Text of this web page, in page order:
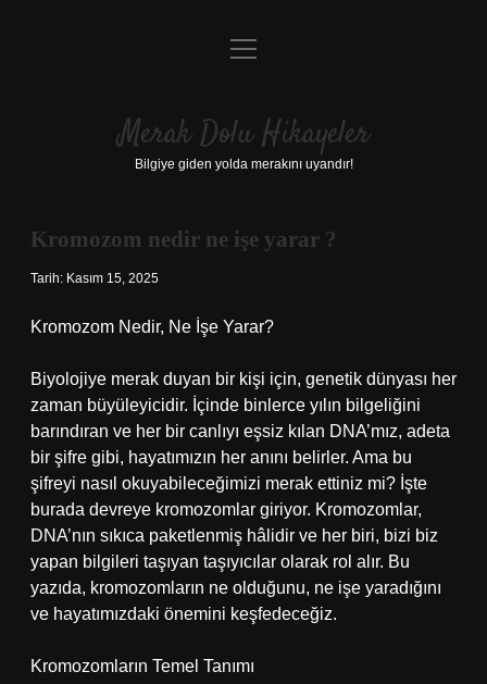
Anasayfa
Yasal Uyarı
menüyü
Merak Dolu Hikayeler
Bilgiye giden yolda merakını uyandır!
Kromozom nedir ne işe yarar ?
Tarih: Kasım 15, 2025
Kromozom Nedir, Ne İşe Yarar?
Biyolojiye merak duyan bir kişi için, genetik dünyası her
zaman büyüleyicidir. İçinde binlerce yılın bilgeliğini
barındıran ve her bir canlıyı eşsiz kılan DNA’mız, adeta
bir şifre gibi, hayatımızın her anını belirler. Ama bu
şifreyi nasıl okuyabileceğimizi merak ettiniz mi? İşte
burada devreye kromozomlar giriyor. Kromozomlar,
DNA’nın sıkıca paketlenmiş hâlidir ve her biri, bizi biz
yapan bilgileri taşıyan taşıyıcılar olarak rol alır. Bu
yazıda, kromozomların ne olduğunu, ne işe yaradığını
ve hayatımızdaki önemini keşfedeceğiz.
Kromozomların Temel Tanımı